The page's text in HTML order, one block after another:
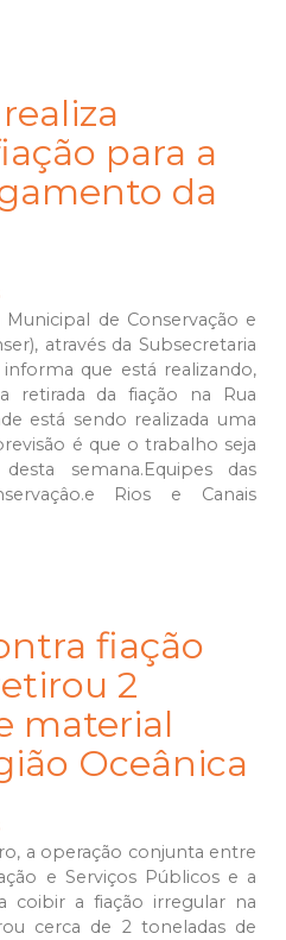
para a
da
de Conservação e
através da Subsecretaria
que está realizando,
retirada da fiação na Rua
está sendo realizada uma
é que o trabalho seja
semana.Equipes das
Rios e Canais
fiação
2
material
Oceânica
a operação conjunta entre
e Serviços Públicos e a
coibir a fiação irregular na
cerca de 2 toneladas de